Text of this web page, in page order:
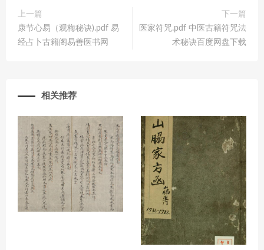
上一篇
康节心易（观梅秘诀).pdf 易
经占卜古籍阁易善医书网
下一篇
医家符咒.pdf 中医古籍符咒法
术秘诀百度网盘下载
相关推荐